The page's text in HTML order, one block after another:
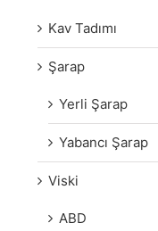
Kav Tadımı
Şarap
Yerli Şarap
Yabancı Şarap
Viski
ABD